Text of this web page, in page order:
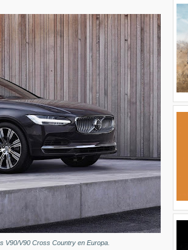
V90/V90 Cross Country en Europa.